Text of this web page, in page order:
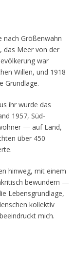
nach Größenwahn
das Meer von der
war
Willen, und 1918
Grundlage.
ihr wurde das
1957, Süd-
— auf Land,
über 450
hinweg, mit einem
bewundern —
Lebensgrundlage,
kollektiv
mich.